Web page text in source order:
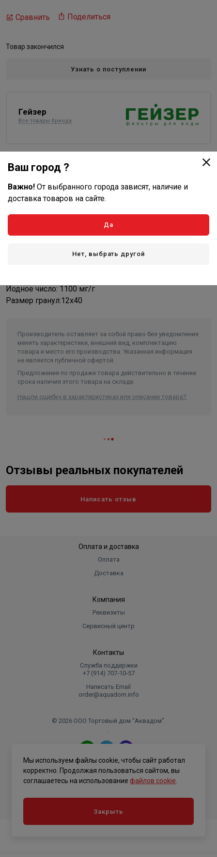
Сравнить Поделиться
Товар закончился
Узнать о поступлении
Гейзер
Все товары бренда
Описание
Кокосовый активированный уголь для использования
в бытовых и промышленных системах
Удаление из воды хлора и растворенных органических
Улучшение органолептических свойств воды (вкуса,
Йодное число: 1100 мг/г
Размер гранул:12х40
Производитель оставляет за собой право без уведомления
менять характеристики, внешний вид, комплектацию
товара и место его производства. Указанная информация
не является публичной офертой.
Предложение по продаже товара действительно в течение
срока наличия этого товара на складе.
Нашли ошибку в характеристиках или описании товара?
Отзывы реальных покупателей
Написать отзыв
Оплата и доставка
Оплата
Доставка
Компания
Реквизиты
Сервисный центр
Контакты
Служба поддержки
+7 (914) 707‑10‑57
Написать Email
order@aquadom.info
© 2026 ООО Торговый дом "Аквадом".
.
Политика конфиденциальности
Ваш город ?
Важно! От выбранного города зависят, наличие и
доставка товаров на сайте.
Да
Нет, выбрать другой
Мы используем файлы cookie, чтобы сайт работал
корректно. Продолжая пользоваться сайтом, вы
соглашаетесь на использование файлов cookie
Закрыть